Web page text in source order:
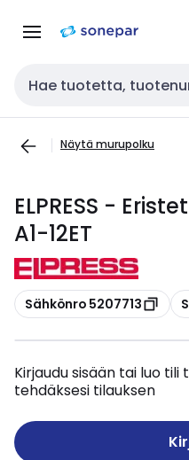
navigointiinsisältöön
Haku
Näytä murupolku
ELPRESS -
A1-12ET
Kopioi
Sähkönro 5207713
Kirjaudu sisään tai luo
tehdäksesi tilauksen